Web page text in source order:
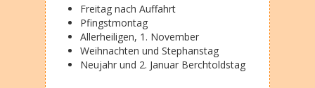
Freitag nach Auffahrt
Pfingstmontag
Allerheiligen, 1. November
Weihnachten und Stephanstag
Neujahr und 2. Januar Berchtoldstag